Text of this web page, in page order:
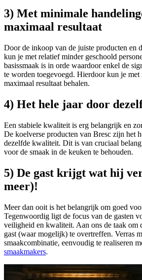
3) Met minimale
maximaal resultaat
Door de inkoop van de juiste producten en
kun je met relatief minder geschoold
basissmaak is in orde waardoor enkel de
te worden toegevoegd. Hierdoor kun je
maximaal resultaat behalen.
4) Het hele jaar door
Een stabiele kwaliteit is erg belangrijk en
De koelverse producten van Bresc zijn het
dezelfde kwaliteit. Dit is van cruciaal belang
voor de smaak in de keuken te behouden.
5) De gast krijgt wat hij
meer)!
Meer dan ooit is het belangrijk om goed
Tegenwoordig ligt de focus van de gasten
veiligheid en kwaliteit. Aan ons de taak om
gast (waar mogelijk) te overtreffen. Verras
smaakcombinatie, eenvoudig te realiseren
smaakmakers.